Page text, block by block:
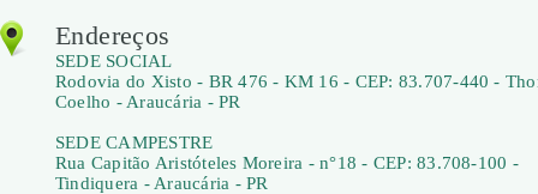
Endereços
SEDE SOCIAL
Rodovia do Xisto - BR 476 - KM 16 - CEP: 83.707-440 -
Coelho - Araucária - PR
SEDE CAMPESTRE
Rua Capitão Aristóteles Moreira - n°18 - CEP: 83.708-100 -
Tindiquera - Araucária - PR